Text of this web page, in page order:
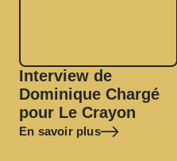
Interview de
Dominique Chargé
pour Le Crayon
En savoir plus